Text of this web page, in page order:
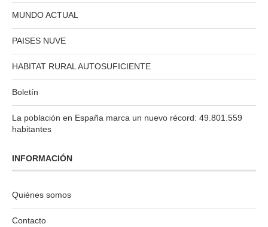
MUNDO ACTUAL
PAISES NUVE
HABITAT RURAL AUTOSUFICIENTE
Boletín
La población en España marca un nuevo récord: 49.801.559
habitantes
INFORMACIÓN
Quiénes somos
Contacto